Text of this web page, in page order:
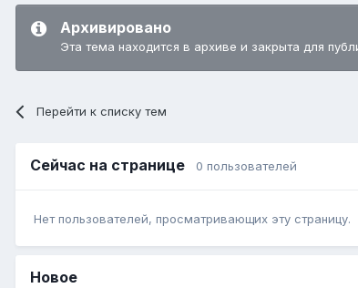
Архивировано
Эта тема находится в архиве и закрыта для
Перейти к списку тем
Сейчас на странице 0 пользователей
Нет пользователей, просматривающих эту страницу.
Новое